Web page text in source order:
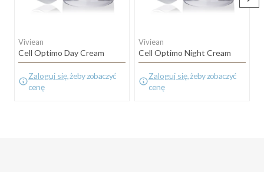
Viviean
Cell Optimo Day Cream
Zaloguj się, żeby zobaczyć
cenę
Viviean
Cell Optimo Night Cream
Zaloguj się, żeby zobaczyć
cenę